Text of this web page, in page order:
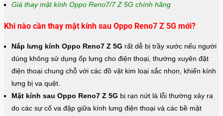
Giá thay mặt kính Oppo Reno7/7 Z 5G chính hãng
Khi nào cần thay mặt kính sau Oppo Reno7 Z 5G mới?
Nắp lưng kính Oppo Reno7 Z 5G rất dễ bị trầy xước nếu người
dùng không sử dụng ốp lưng cho điện thoại, thường xuyên đặt
điện thoại chung chỗ với các đồ vật kim loại sắc nhọn, khiến kính
lưng bị va quệt.
Mặt kính sau Oppo Reno7 Z 5G bị rạn nứt là lỗi thường xảy ra
do các sự cố va đập giữa kính lưng điện thoại và các bề mặt